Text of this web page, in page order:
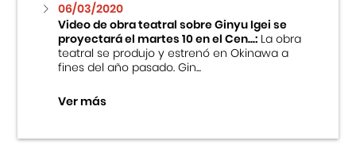
06/03/2020
Video de obra teatral sobre Ginyu Igei se
proyectará el martes 10 en el Cen...:La obra
teatral se produjo y estrenó en Okinawa a
fines del año pasado. Gin...
Ver más